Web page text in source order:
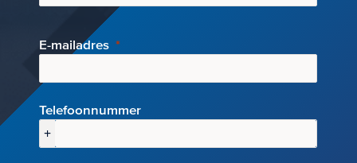
E-mailadres
Telefoonnummer
+